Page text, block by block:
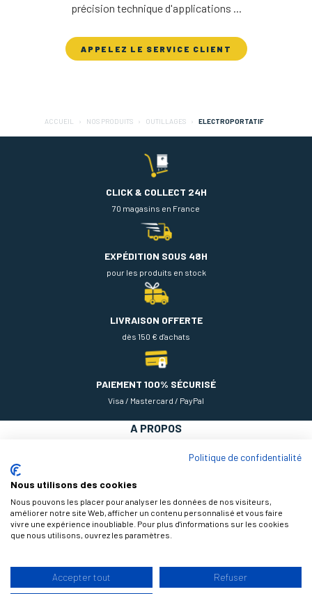
précision technique d'applications ...
APPELEZ LE SERVICE CLIENT
ACCUEIL NOS PRODUITS OUTILLAGES ELECTROPORTATIF
CLICK & COLLECT 24H
70 magasins en France
EXPÉDITION SOUS 48H
pour les produits en stock
LIVRAISON OFFERTE
dès 150 € d'achats
PAIEMENT 100% SÉCURISÉ
Visa / Mastercard / PayPal
A PROPOS
Politique de confidentialité
Nous utilisons des cookies
Nous pouvons les placer pour analyser les données de nos visiteurs,
améliorer notre site Web, afficher un contenu personnalisé et vous faire
vivre une expérience inoubliable. Pour plus d'informations sur les cookies
que nous utilisons, ouvrez les paramètres.
Accepter tout Refuser